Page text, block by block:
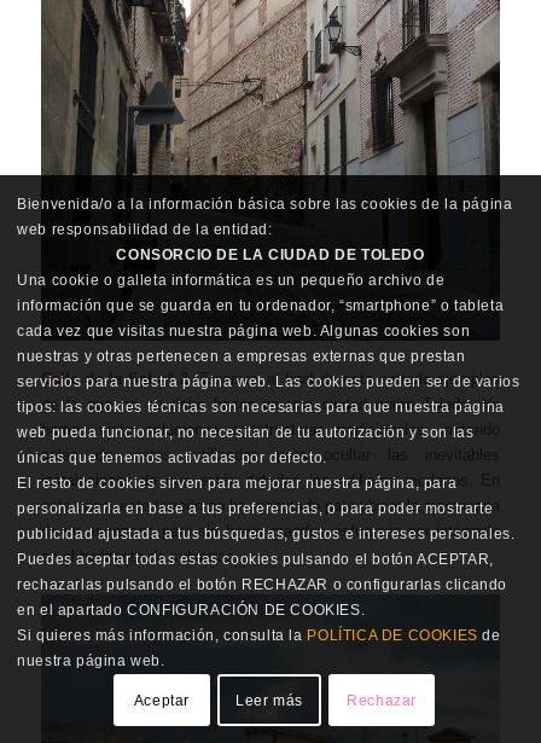
Calle de la Sal nº 2. Traemos al final de esta entrada ejemplos
de lo que no se debe hacer en una ciudad como Toledo. Ya
hemos visto soluciones constructivas tradicionales, imitando
salas de vistas, utilizadas para ocultar las inevitables
instalaciones de que están dotadas los edificios modenos. En
este caso, este torreón se ha ejecutado para ubicar la maquinaria
de un ascensor, pero sin hacer grandes esfuerzos por integrarlo
en el horizonte de cubiertas.
Bienvenida/o a la información básica sobre las cookies de la página
web responsabilidad de la entidad:
CONSORCIO DE LA CIUDAD DE TOLEDO
Una cookie o galleta informática es un pequeño archivo de
información que se guarda en tu ordenador, “smartphone” o tableta
cada vez que visitas nuestra página web. Algunas cookies son
nuestras y otras pertenecen a empresas externas que prestan
servicios para nuestra página web. Las cookies pueden ser de varios
tipos: las cookies técnicas son necesarias para que nuestra página
web pueda funcionar, no necesitan de tu autorización y son las
únicas que tenemos activadas por defecto.
El resto de cookies sirven para mejorar nuestra página, para
personalizarla en base a tus preferencias, o para poder mostrarte
publicidad ajustada a tus búsquedas, gustos e intereses personales.
Puedes aceptar todas estas cookies pulsando el botón ACEPTAR,
rechazarlas pulsando el botón RECHAZAR o configurarlas clicando
en el apartado CONFIGURACIÓN DE COOKIES.
Si quieres más información, consulta la POLÍTICA DE COOKIES de
nuestra página web.
Aceptar Leer más Rechazar